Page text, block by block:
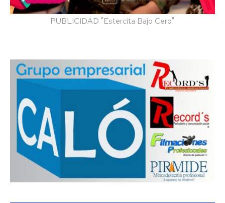
PUBLICIDAD "Estercita Bajo Cero"